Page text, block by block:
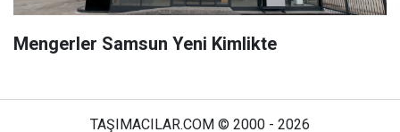
Mengerler Samsun Yeni Kimlikte
TAŞIMACILAR.COM © 2000 - 2026